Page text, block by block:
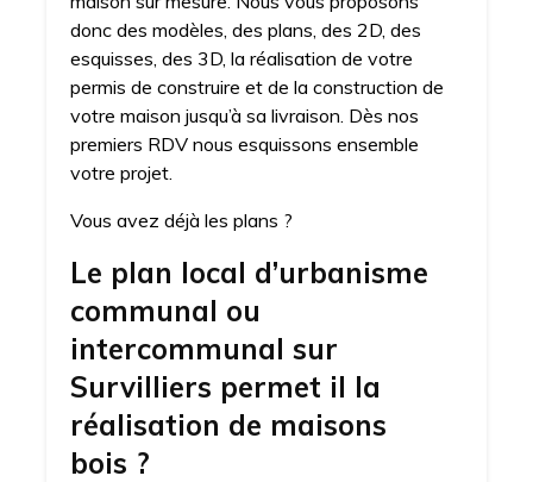
donc des modèles, des plans, des 2D, des
esquisses, des 3D, la réalisation de votre
permis de construire et de la construction de
votre maison jusqu’à sa livraison. Dès nos
premiers RDV nous esquissons ensemble
votre projet.
Vous avez déjà les plans ?
Le plan local d’urbanisme
communal ou
intercommunal sur
Survilliers permet il la
réalisation de maisons
bois ?